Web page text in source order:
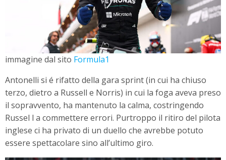
immagine dal sito Formula1
Antonelli si é rifatto della gara sprint (in cui ha chiuso
terzo, dietro a Russell e Norris) in cui la foga aveva preso
il sopravvento, ha mantenuto la calma, costringendo
Russel l a commettere errori. Purtroppo il ritiro del pilota
inglese ci ha privato di un duello che avrebbe potuto
essere spettacolare sino all’ultimo giro.